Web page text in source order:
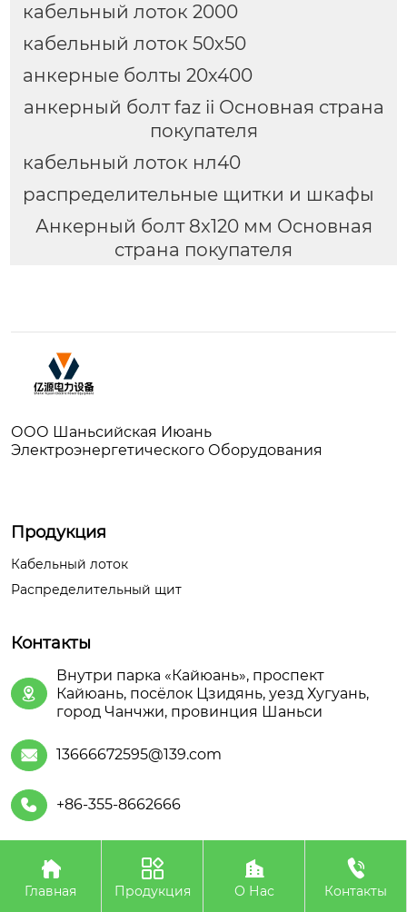
кабельный лоток 2000
кабельный лоток 50х50
анкерные болты 20х400
анкерный болт faz ii Основная страна
покупателя
кабельный лоток нл40
распределительные щитки и шкафы
Анкерный болт 8x120 мм Основная
страна покупателя
ООО Шаньсийская Июань
Электроэнергетического Оборудования
Продукция
Кабельный лоток
Распределительный щит
Контакты

Внутри парка «Кайюань», проспект
Кайюань, посёлок Цзидянь, уезд Хугуань,
город Чанчжи, провинция Шаньси
 13666672595@139.com
 +86-355-8662666
Авторское право©ООО Шаньсийская Июань
Электроэнергетического Оборудования

Главная

Продукция

О Нас

Контакты